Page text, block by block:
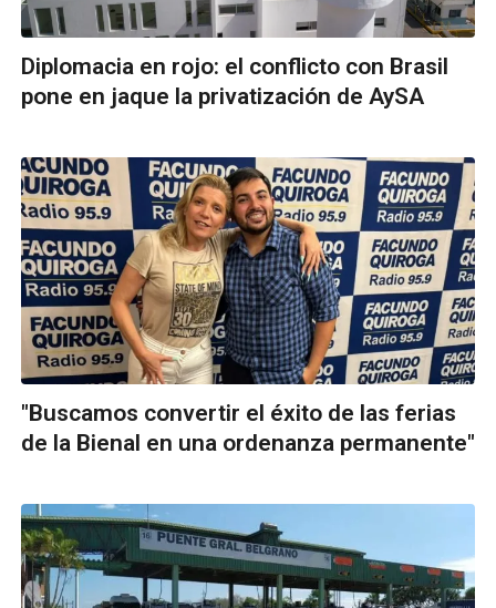
Diplomacia en rojo: el conflicto con Brasil
pone en jaque la privatización de AySA
"Buscamos convertir el éxito de las ferias
de la Bienal en una ordenanza permanente"